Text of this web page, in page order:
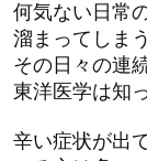
何気ない日常
溜まってしま
その日々の連
東洋医学は知
辛い症状が出